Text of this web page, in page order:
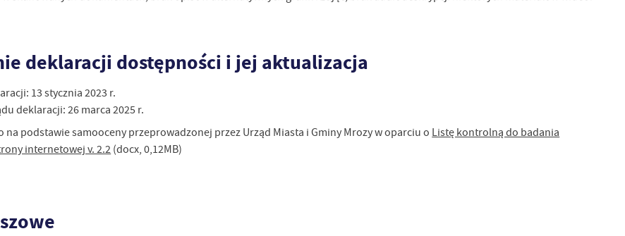
deklaracji dostępności i jej aktualizacja
13 stycznia 2023 r.
deklaracji:26 marca 2025 r.
na podstawie samooceny przeprowadzonej przez Urząd Miasta i Gminy Mrozy w oparciu o Listę kontrolną do badania
internetowej v. 2.2 (docx, 0,12MB)